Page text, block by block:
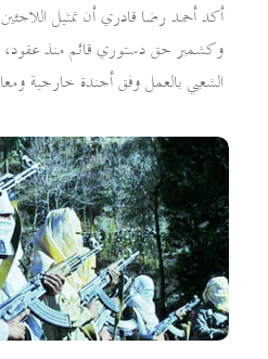
أكد أحمد رضا قادري أن تمثيل
وكشمير حق دستوري قائم منذ عقود،
الشعبي بالعمل وفق أجندة خارجية